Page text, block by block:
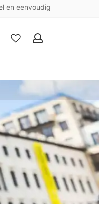
en eenvoudig
Mijn